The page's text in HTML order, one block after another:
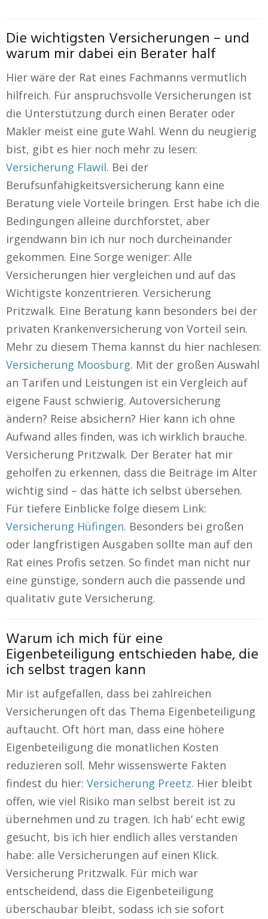
Die wichtigsten Versicherungen – und
warum mir dabei ein Berater half
Hier wäre der Rat eines Fachmanns vermutlich
hilfreich. Für anspruchsvolle Versicherungen ist
die Unterstützung durch einen Berater oder
Makler meist eine gute Wahl. Wenn du neugierig
bist, gibt es hier noch mehr zu lesen:
Versicherung Flawil. Bei der
Berufsunfähigkeitsversicherung kann eine
Beratung viele Vorteile bringen. Erst habe ich die
Bedingungen alleine durchforstet, aber
irgendwann bin ich nur noch durcheinander
gekommen. Eine Sorge weniger: Alle
Versicherungen hier vergleichen und auf das
Wichtigste konzentrieren. Versicherung
Pritzwalk. Eine Beratung kann besonders bei der
privaten Krankenversicherung von Vorteil sein.
Mehr zu diesem Thema kannst du hier nachlesen:
Versicherung Moosburg. Mit der großen Auswahl
an Tarifen und Leistungen ist ein Vergleich auf
eigene Faust schwierig. Autoversicherung
ändern? Reise absichern? Hier kann ich ohne
Aufwand alles finden, was ich wirklich brauche.
Versicherung Pritzwalk. Der Berater hat mir
geholfen zu erkennen, dass die Beiträge im Alter
wichtig sind – das hätte ich selbst übersehen.
Für tiefere Einblicke folge diesem Link:
Versicherung Hüfingen. Besonders bei großen
oder langfristigen Ausgaben sollte man auf den
Rat eines Profis setzen. So findet man nicht nur
eine günstige, sondern auch die passende und
qualitativ gute Versicherung.
Warum ich mich für eine
Eigenbeteiligung entschieden habe, die
ich selbst tragen kann
Mir ist aufgefallen, dass bei zahlreichen
Versicherungen oft das Thema Eigenbeteiligung
auftaucht. Oft hört man, dass eine höhere
Eigenbeteiligung die monatlichen Kosten
reduzieren soll. Mehr wissenswerte Fakten
findest du hier: Versicherung Preetz. Hier bleibt
offen, wie viel Risiko man selbst bereit ist zu
übernehmen und zu tragen. Ich hab‘ echt ewig
gesucht, bis ich hier endlich alles verstanden
habe: alle Versicherungen auf einen Klick.
Versicherung Pritzwalk. Für mich war
entscheidend, dass die Eigenbeteiligung
überschaubar bleibt, sodass ich sie sofort